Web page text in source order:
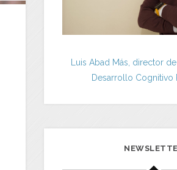
Luis Abad Más, director
Desarrollo Cognitivo